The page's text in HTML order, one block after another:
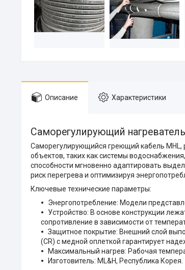
Описание Характеристики
Саморегулирующий
Саморегулирующийся греющий кабель
объектов, таких как системы
способности мгновенно адаптировать
риск перегрева и оптимизируя
Ключевые технические параметры:
Энергопотребление: Модели
Устройство: В основе конструкции
сопротивление в зависимости от
Защитное покрытие: Внешний слой
(CR) с медной оплеткой гарантирует
Максимальный нагрев: Рабочая
Изготовитель: ML&H, Республика Корея.